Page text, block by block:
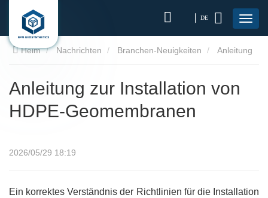
DE
Heim Nachrichten Branchen-Neuigkeiten
Anleitung zur Installation von
HDPE-Geomembranen
2026/05/29 18:19
Ein korrektes Verständnis der Richtlinien für die Installation